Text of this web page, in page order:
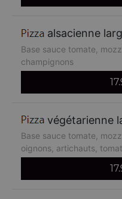
alsacienne
Base sauce tomate,
champignons
végétarienne
Base sauce tomate,
oignons, artichauts,